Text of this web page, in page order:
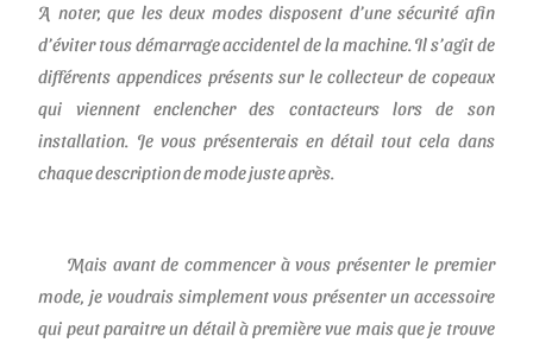
A noter, que les deux modes disposent d’une sécurité afin
d’éviter tous démarrage accidentel de la machine. Il s’agit de
différents appendices présents sur le collecteur de copeaux
qui viennent enclencher des contacteurs lors de son
installation. Je vous présenterais en détail tout cela dans
chaque description de mode juste après.
Mais avant de commencer à vous présenter le premier
mode, je voudrais simplement vous présenter un accessoire
qui peut paraitre un détail à première vue mais que je trouve